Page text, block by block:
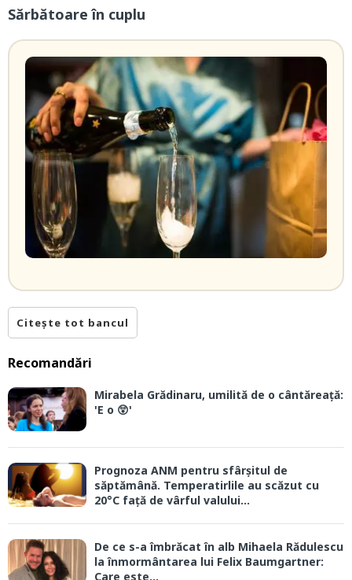
Sărbătoare în cuplu
Citește tot bancul
Recomandări
Mirabela Grădinaru, umilită de o cântăreață:
'E o 😲'
Prognoza ANM pentru sfârșitul de
săptămână. Temperatirlile au scăzut cu
20°C față de vârful valului...
De ce s-a îmbrăcat în alb Mihaela Rădulescu
la înmormântarea lui Felix Baumgartner:
Care este...